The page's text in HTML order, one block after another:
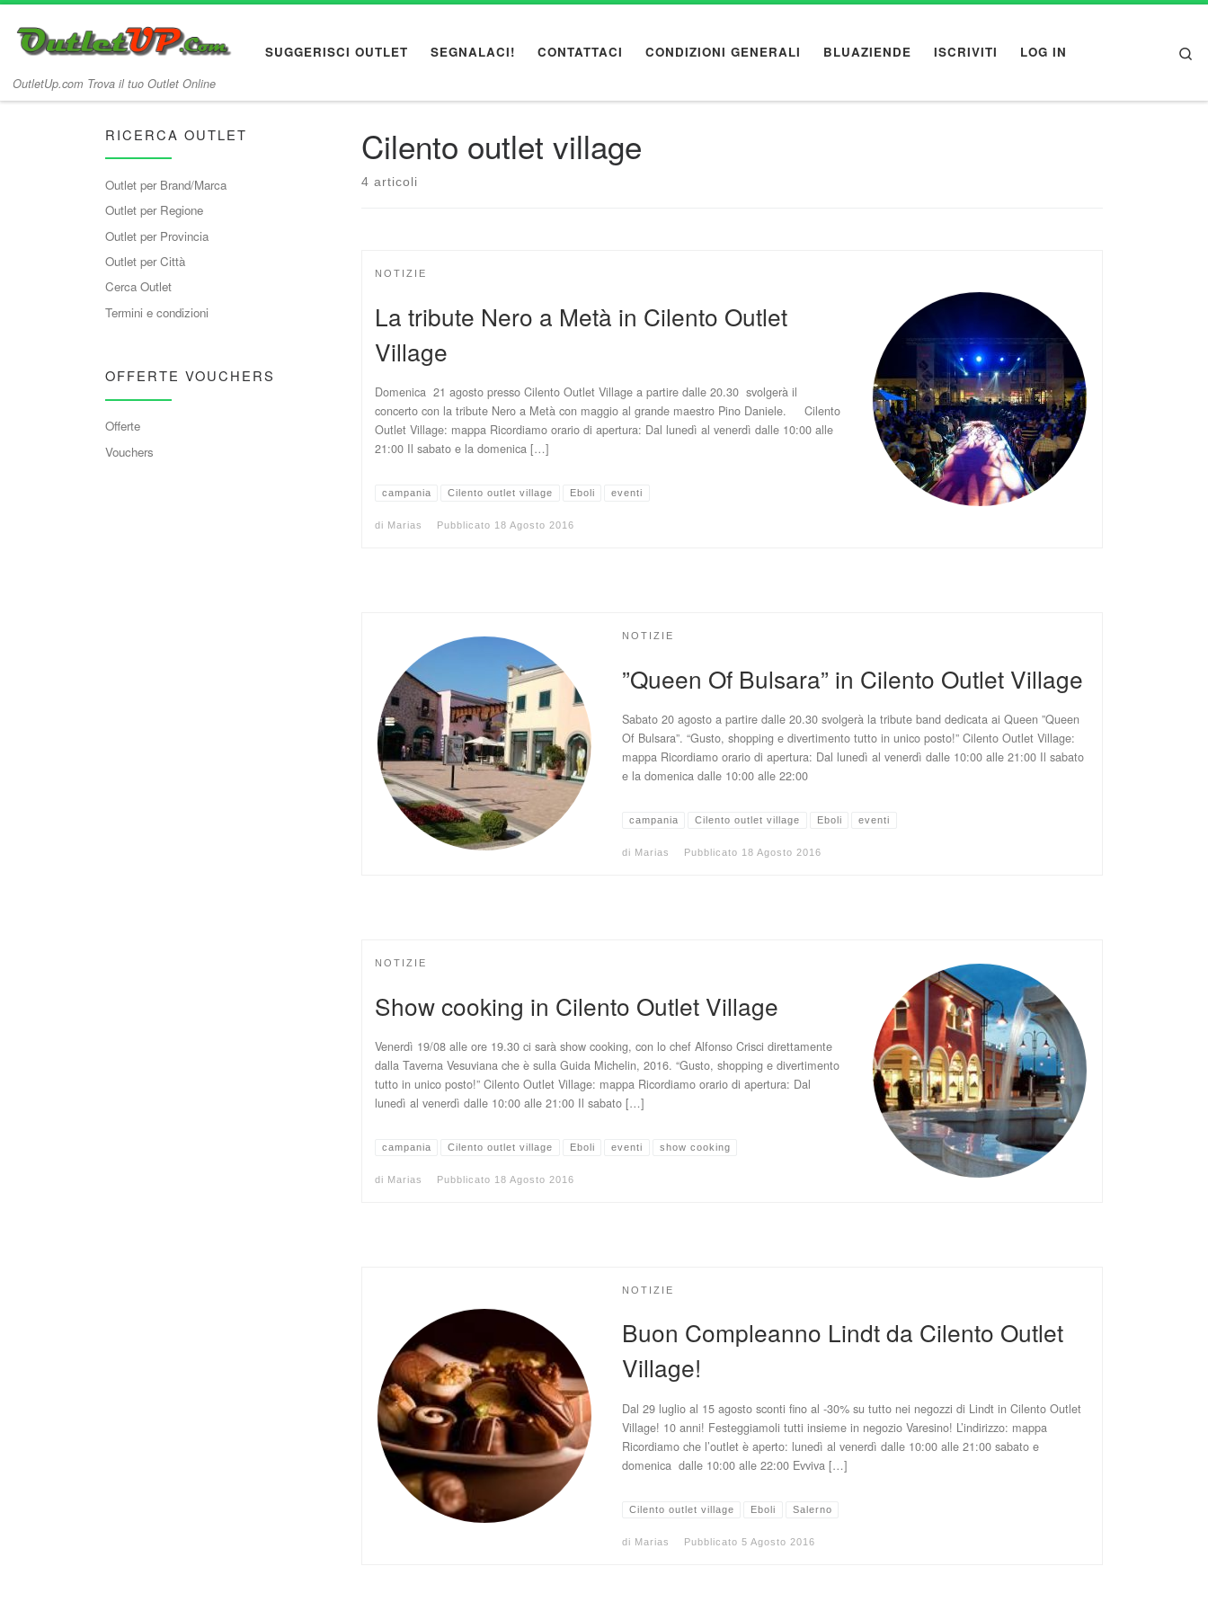
Passa al contenuto
OutletUp.com Trova il tuo Outlet Online
SUGGERISCI OUTLET SEGNALACI! CONTATTACI CONDIZIONI GENERALI BLUAZIENDE ISCRIVITI LOG IN
Cilento outlet village
4 articoli
NOTIZIE
La tribute Nero a Metà in Cilento Outlet
Village
Domenica 21 agosto presso Cilento Outlet Village a partire dalle 20.30 svolgerà il
concerto con la tribute Nero a Metà con maggio al grande maestro Pino Daniele. Cilento
Outlet Village: mappa Ricordiamo orario di apertura: Dal lunedì al venerdì dalle 10:00 alle
21:00 Il sabato e la domenica […]
campania Cilento outlet village Eboli eventi
di Marias Pubblicato 18 Agosto 2016
NOTIZIE
”Queen Of Bulsara” in Cilento Outlet Village
Sabato 20 agosto a partire dalle 20.30 svolgerà la tribute band dedicata ai Queen ”Queen
Of Bulsara”. “Gusto, shopping e divertimento tutto in unico posto!” Cilento Outlet Village:
mappa Ricordiamo orario di apertura: Dal lunedì al venerdì dalle 10:00 alle 21:00 Il sabato
e la domenica dalle 10:00 alle 22:00
campania Cilento outlet village Eboli eventi
di Marias Pubblicato 18 Agosto 2016
NOTIZIE
Show cooking in Cilento Outlet Village
Venerdì 19/08 alle ore 19.30 ci sarà show cooking, con lo chef Alfonso Crisci direttamente
dalla Taverna Vesuviana che è sulla Guida Michelin, 2016. “Gusto, shopping e divertimento
tutto in unico posto!” Cilento Outlet Village: mappa Ricordiamo orario di apertura: Dal
lunedì al venerdì dalle 10:00 alle 21:00 Il sabato […]
campania Cilento outlet village Eboli eventi show cooking
di Marias Pubblicato 18 Agosto 2016
NOTIZIE
Buon Compleanno Lindt da Cilento Outlet
Village!
Dal 29 luglio al 15 agosto sconti fino al -30% su tutto nei negozzi di Lindt in Cilento Outlet
Village! 10 anni! Festeggiamoli tutti insieme in negozio Varesino! L’indirizzo: mappa
Ricordiamo che l’outlet è aperto: lunedì al venerdì dalle 10:00 alle 21:00 sabato e
domenica dalle 10:00 alle 22:00 Evviva […]
Cilento outlet village Eboli Salerno
di Marias Pubblicato 5 Agosto 2016
RICERCA OUTLET
Outlet per Brand/Marca
Outlet per Regione
Outlet per Provincia
Outlet per Città
Cerca Outlet
Termini e condizioni
OFFERTE VOUCHERS
Offerte
Vouchers